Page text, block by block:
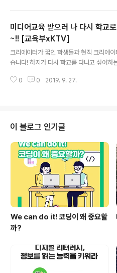
미디어교육 받으러 나 다시 학교
~!! [교육부xKTV]
크리에이터가 꿈인 학생들과 현직 크리에
습니다! 하지가 다시 학교를 다니고 싶어하
기 때문인데요! 미디어교육 일일교사가 된
시 ▶바로보기: https://bit.ly/2lDjGPd
0 0 2019. 9. 27.
이 블로그 인기글
We can do it! 코딩이 왜 중요할
까?